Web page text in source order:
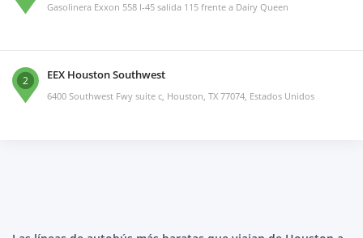
Gasolinera Exxon 558 I-45 salida 115 frente a Dairy Queen
2 EEX Houston Southwest
6400 Southwest Fwy suite c, Houston, TX 77074, Estados Unidos